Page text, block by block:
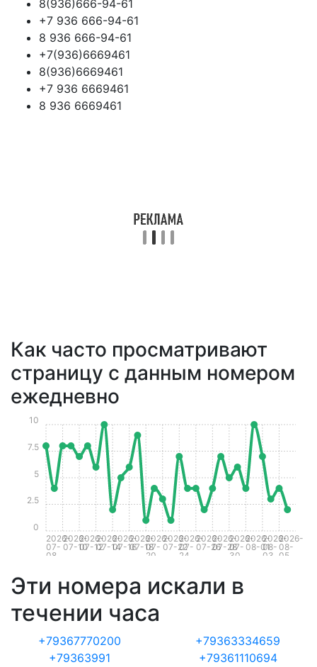
8(936)666-94-61
+7 936 666-94-61
8 936 666-94-61
+7(936)6669461
8(936)6669461
+7 936 6669461
8 936 6669461
Как часто просматривают
страницу с данным номером
ежедневно
2026-
07-
08
2026-
07-10
2026-
07-12
2026-
07-14
2026-
07-16
2026-
07-18
2026-
07-
20
2026-
07-22
2026-
07-
24
2026-
07-26
2026-
07-28
2026-
07-
30
2026-
08-01
2026-
08-
03
2026-
08-
05
0
2.5
5
7.5
10
Эти номера искали в
течении часа
+79367770200
+79363334659
+79363991
+79361110694